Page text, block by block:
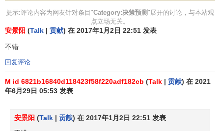
提示:评论内容为网友针对条目"Category:决策预测"展开的讨论，与本站观
点立场无关。
安景阳 (Talk | 贡献) 在 2017年1月2日 22:51 发表
不错
回复评论
M id 6821b16840d118423f58f220adf182cb (Talk | 贡献) 在 2021
年6月29日 05:53 发表
安景阳 (Talk | 贡献) 在 2017年1月2日 22:51 发表